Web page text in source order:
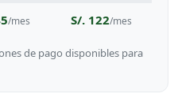
/mes S/. 122/mes
de pago disponibles para